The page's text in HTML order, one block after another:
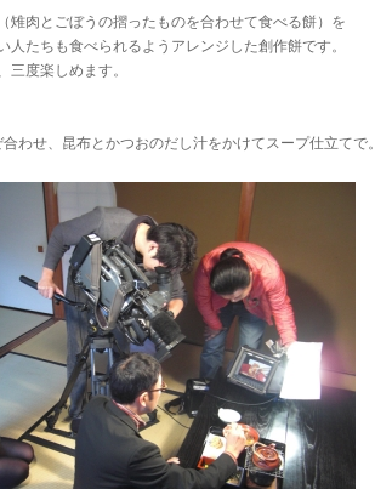
雉肉とごぼうの摺ったものを合わせて食べる餅）を
人たちも食べられるようアレンジした創作餅です。
三度楽しめます。
わせ、昆布とかつおのだし汁をかけてスープ仕立てで。